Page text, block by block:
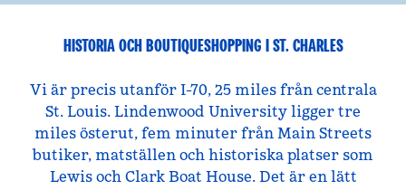
HISTORIA OCH BOUTIQUESHOPPING I ST. CHARLES
Vi är precis utanför I-70, 25 miles från centrala
St. Louis. Lindenwood University ligger tre
miles österut, fem minuter från Main Streets
butiker, matställen och historiska platser som
Lewis och Clark Boat House. Det är en lätt